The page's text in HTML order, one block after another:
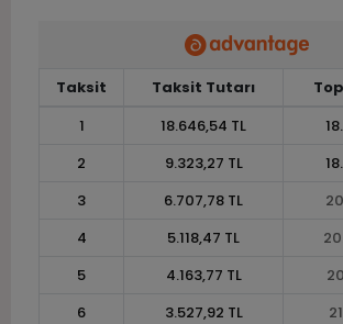
Taksit Taksit Tutarı
1
18.646,54 TL
2
9.323,27 TL
3
6.707,78 TL
4
5.118,47 TL
5
4.163,77 TL
6
3.527,92 TL